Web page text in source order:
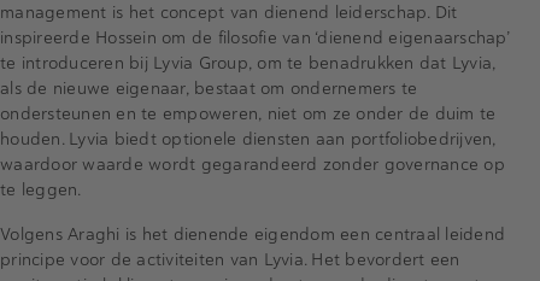
management is het concept van dienend leiderschap. Dit
inspireerde Hossein om de filosofie van ‘dienend eigenaarschap’
te introduceren bij Lyvia Group, om te benadrukken dat Lyvia,
als de nieuwe eigenaar, bestaat om ondernemers te
ondersteunen en te empoweren, niet om ze onder de duim te
houden. Lyvia biedt optionele diensten aan portfoliobedrijven,
waardoor waarde wordt gegarandeerd zonder governance op
te leggen.
Volgens Araghi is het dienende eigendom een centraal leidend
principe voor de activiteiten van Lyvia. Het bevordert een